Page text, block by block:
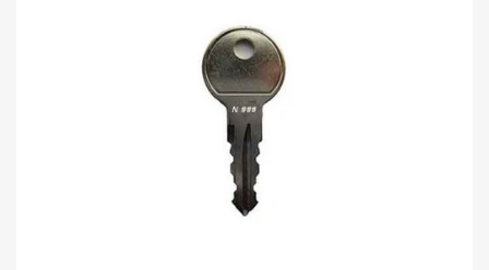
EV Udstyr
Maling
Bilstereo